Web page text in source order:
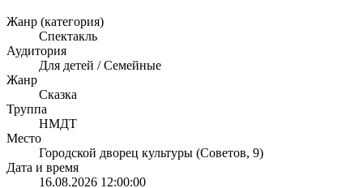
Жанр (категория)
Спектакль
Аудитория
Для детей / Семейные
Жанр
Сказка
Труппа
НМДТ
Место
Городской дворец культуры (Советов, 9)
Дата и время
16.08.2026 12:00:00